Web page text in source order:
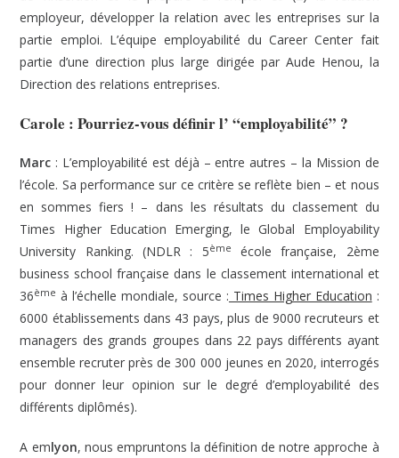
employeur, développer la relation avec les entreprises sur la
partie emploi. L’équipe employabilité du Career Center fait
partie d’une direction plus large dirigée par Aude Henou, la
Direction des relations entreprises.
Carole : Pourriez-vous définir l’ “employabilité” ?
Marc : L’employabilité est déjà – entre autres – la Mission de
l’école. Sa performance sur ce critère se reflète bien – et nous
en sommes fiers ! – dans les résultats du classement du
Times Higher Education Emerging, le Global Employability
University Ranking. (NDLR : 5ème
école française, 2ème
business school française dans le classement international et
36ème à l’échelle mondiale, source : Times Higher Education :
6000 établissements dans 43 pays, plus de 9000 recruteurs et
managers des grands groupes dans 22 pays différents ayant
ensemble recruter près de 300 000 jeunes en 2020, interrogés
pour donner leur opinion sur le degré d’employabilité des
différents diplômés).
A emlyon, nous empruntons la définition de notre approche à